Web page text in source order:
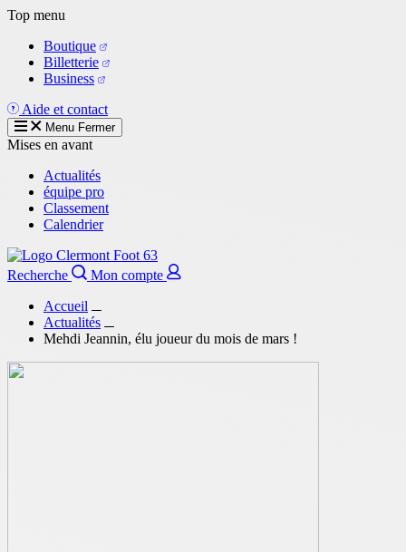
Aller
contenu
principal
Top menu
Boutique
Billetterie
Business
Aide et contact
Menu Fermer
Mises en avant
Actualités
équipe pro
Classement
Calendrier
Recherche
Mon compte
Accueil
Actualités
Mehdi Jeannin, élu joueur du mois de mars !